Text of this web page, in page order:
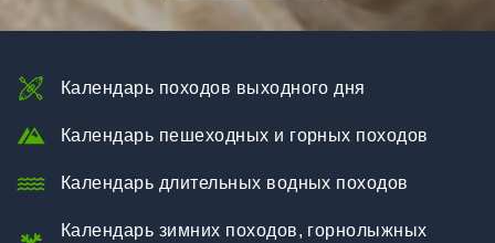
Календарь походов выходного дня
Календарь пешеходных и горных походов
Календарь длительных водных походов
Календарь зимних походов, горнолыжных